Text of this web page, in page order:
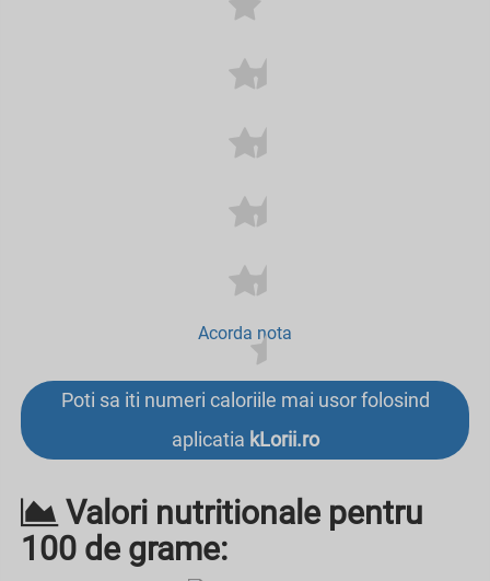
Acorda nota
Poti sa iti numeri caloriile mai usor folosind
aplicatia kLorii.ro
Valori nutritionale pentru
100 de grame: